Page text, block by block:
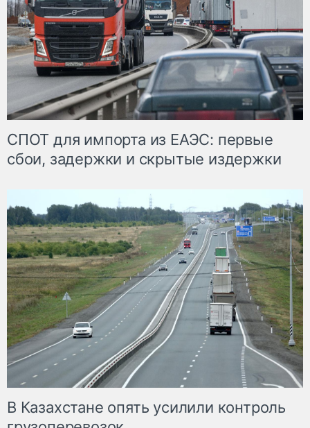
СПОТ для импорта из ЕАЭС: первые
сбои, задержки и скрытые издержки
В Казахстане опять усилили контроль